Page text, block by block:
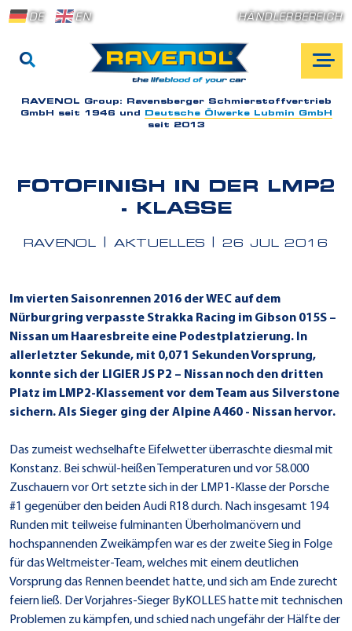
DE EN HÄNDLERBEREICH
RAVENOL Group: Ravensberger Schmierstoffvertrieb
GmbH seit 1946 und
Deutsche Ölwerke Lubmin GmbH
seit 2013
FOTOFINISH IN DER LMP2
- KLASSE
RAVENOL AKTUELLES 26 JUL 2016
Im vierten Saisonrennen 2016 der WEC auf dem
Nürburgring verpasste Strakka Racing im Gibson 015S –
Nissan um Haaresbreite eine Podestplatzierung. In
allerletzter Sekunde, mit 0,071 Sekunden Vorsprung,
konnte sich der LIGIER JS P2 – Nissan noch den dritten
Platz im LMP2-Klassement vor dem Team aus Silverstone
sichern. Als Sieger ging der Alpine A460 - Nissan hervor.
Das zumeist wechselhafte Eifelwetter überraschte diesmal mit
Konstanz. Bei schwül-heißen Temperaturen und vor 58.000
Zuschauern vor Ort setzte sich in der LMP1-Klasse der Porsche
#1 gegenüber den beiden Audi R18 durch. Nach insgesamt 194
Runden mit teilweise fulminanten Überholmanövern und
hochspannenden Zweikämpfen war es der zweite Sieg in Folge
für das Weltmeister-Team, welches mit einem deutlichen
Vorsprung das Rennen beendet hatte, und sich am Ende zurecht
feiern ließ. Der Vorjahres-Sieger ByKOLLES hatte mit technischen
Problemen zu kämpfen, und schied nach ungefähr der Hälfte der